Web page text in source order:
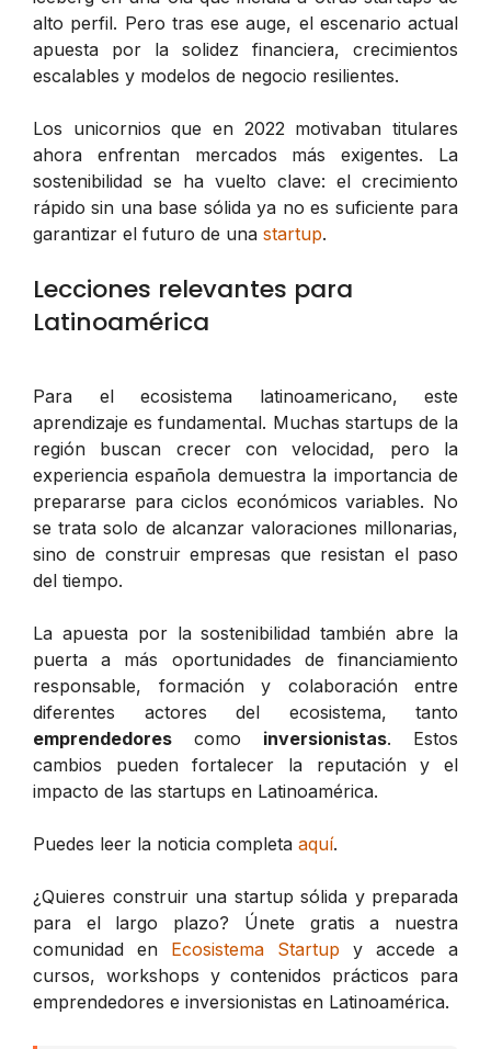
alto perfil. Pero tras ese auge, el escenario actual
apuesta por la solidez financiera, crecimientos
escalables y modelos de negocio resilientes.
Los unicornios que en 2022 motivaban titulares
ahora enfrentan mercados más exigentes. La
sostenibilidad se ha vuelto clave: el crecimiento
rápido sin una base sólida ya no es suficiente para
garantizar el futuro de una startup.
Lecciones relevantes para
Latinoamérica
Para el ecosistema latinoamericano, este
aprendizaje es fundamental. Muchas startups de la
región buscan crecer con velocidad, pero la
experiencia española demuestra la importancia de
prepararse para ciclos económicos variables. No
se trata solo de alcanzar valoraciones millonarias,
sino de construir empresas que resistan el paso
del tiempo.
La apuesta por la sostenibilidad también abre la
puerta a más oportunidades de financiamiento
responsable, formación y colaboración entre
diferentes actores del ecosistema, tanto
emprendedores como inversionistas. Estos
cambios pueden fortalecer la reputación y el
impacto de las startups en Latinoamérica.
Puedes leer la noticia completa aquí.
¿Quieres construir una startup sólida y preparada
para el largo plazo? Únete gratis a nuestra
comunidad en Ecosistema Startup y accede a
cursos, workshops y contenidos prácticos para
emprendedores e inversionistas en Latinoamérica.